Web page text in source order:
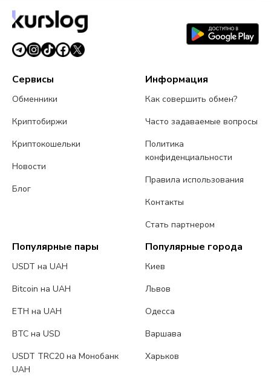
Сервисы
Обменники
Криптобиржи
Криптокошельки
Новости
Блог
Информация
Как совершить обмен?
Часто задаваемые вопросы
Политика
конфиденциальности
Правила использования
Контакты
Стать партнером
Популярные пары
USDT на UAH
Bitcoin на UAH
ETH на UAH
BTC на USD
USDT TRC20 на Монобанк
UAH
Популярные города
Киев
Львов
Одесса
Варшава
Харьков